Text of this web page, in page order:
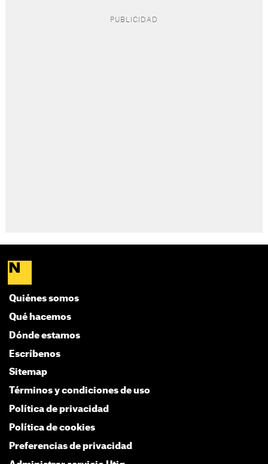
Quiénes somos
Qué hacemos
Dónde estamos
Escríbenos
Sitemap
Términos y condiciones de uso
Política de privacidad
Política de cookies
Preferencias de privacidad